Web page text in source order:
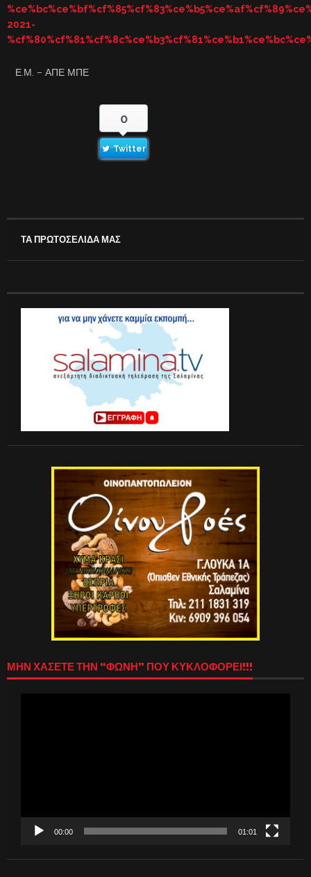
2021-
Ε.Μ. – ΑΠΕ ΜΠΕ
0
Twitter
ΤΑ ΠΡΩΤΟΣΕΛΙΔΑ ΜΑΣ
ΜΗΝ ΧΑΣΕΤΕ ΤΗΝ “ΦΩΝΗ” ΠΟΥ ΚΥΚΛΟΦΟΡΕΙ!!!
00:00 01:01